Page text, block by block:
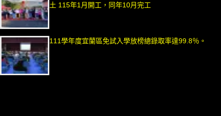
土 115年1月開工，同年10月完工
111學年度宜蘭區免試入學放榜總錄取率達99.8％。